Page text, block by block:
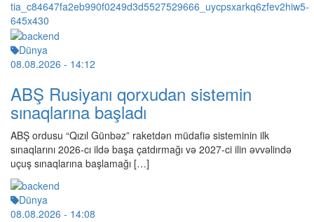
Dünya
08.08.2026 - 14:12
ABŞ Rusiyanı qorxudan sistemin
sınaqlarına başladı
ABŞ ordusu “Qızıl Günbəz” raketdən müdafiə sisteminin ilk
sınaqlarını 2026-cı ildə başa çatdırmağı və 2027-ci ilin əvvəlində
uçuş sınaqlarına başlamağı […]
Dünya
08.08.2026 - 14:08